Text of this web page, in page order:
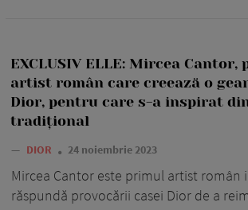
EXCLUSIV ELLE: Mircea Cantor,
artist român care creează o
Dior, pentru care s-a inspirat
tradițional
— DIOR 24 noiembrie 2023
Mircea Cantor este primul artist român
răspundă provocării casei Dior de a